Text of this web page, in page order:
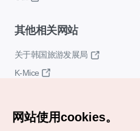
其他相关网站
关于韩国旅游发展局
K-Mice
网站使用cookies。